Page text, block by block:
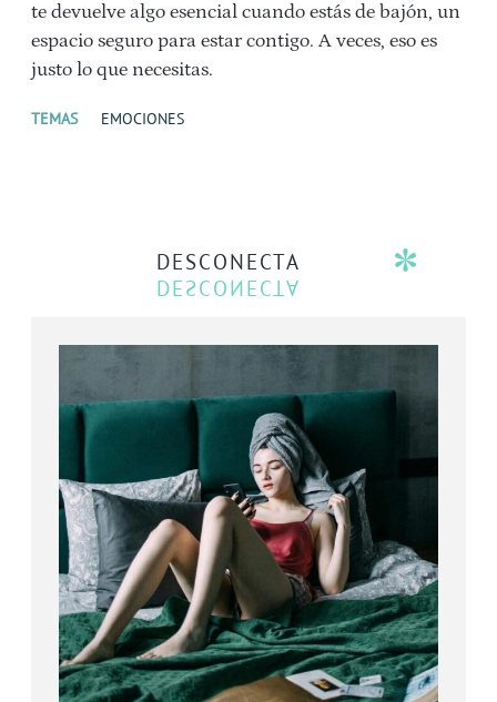
te devuelve algo esencial cuando estás de bajón, un
espacio seguro para estar contigo. A veces, eso es
justo lo que necesitas.
TEMAS EMOCIONES
DESCONECTA